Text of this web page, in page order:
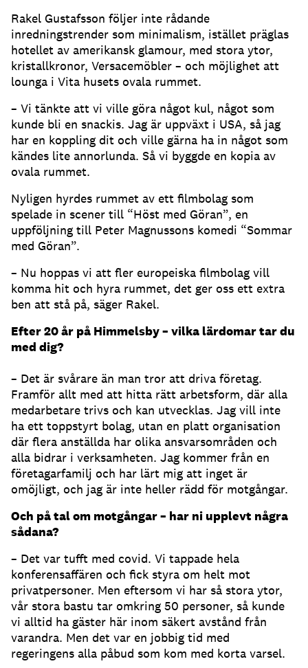
Rakel Gustafsson följer inte rådande
inredningstrender som minimalism, istället präglas
hotellet av amerikansk glamour, med stora ytor,
kristallkronor, Versacemöbler – och möjlighet att
lounga i Vita husets ovala rummet.
– Vi tänkte att vi ville göra något kul, något som
kunde bli en snackis. Jag är uppväxt i USA, så jag
har en koppling dit och ville gärna ha in något som
kändes lite annorlunda. Så vi byggde en kopia av
ovala rummet.
Nyligen hyrdes rummet av ett filmbolag som
spelade in scener till “Höst med Göran”, en
uppföljning till Peter Magnussons komedi “Sommar
med Göran”.
– Nu hoppas vi att fler europeiska filmbolag vill
komma hit och hyra rummet, det ger oss ett extra
ben att stå på, säger Rakel.
Efter 20 år på Himmelsby – vilka lärdomar tar du
med dig?
– Det är svårare än man tror att driva företag.
Framför allt med att hitta rätt arbetsform, där alla
medarbetare trivs och kan utvecklas. Jag vill inte
ha ett toppstyrt bolag, utan en platt organisation
där flera anställda har olika ansvarsområden och
alla bidrar i verksamheten. Jag kommer från en
företagarfamilj och har lärt mig att inget är
omöjligt, och jag är inte heller rädd för motgångar.
Och på tal om motgångar – har ni upplevt några
sådana?
– Det var tufft med covid. Vi tappade hela
konferensaffären och fick styra om helt mot
privatpersoner. Men eftersom vi har så stora ytor,
vår stora bastu tar omkring 50 personer, så kunde
vi alltid ha gäster här inom säkert avstånd från
varandra. Men det var en jobbig tid med
regeringens alla påbud som kom med korta varsel.